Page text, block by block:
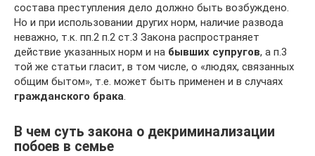
состава преступления дело должно быть возбуждено.
Но и при использовании других норм, наличие развода
неважно, т.к. пп.2 п.2 ст.3 Закона распространяет
действие указанных норм и на бывших супругов, а п.3
той же статьи гласит, в том числе, о «людях, связанных
общим бытом», т.е. может быть применен и в случаях
гражданского брака.
В чем суть закона о декриминализации
побоев в семье